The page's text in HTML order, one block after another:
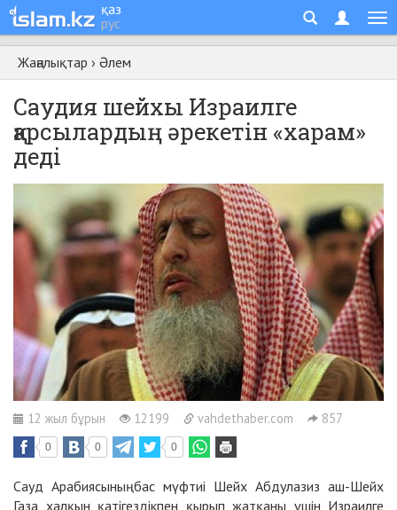
қаз
рус
Жаңалықтар › Әлем
Саудия шейхы Израилге
қарсылардың әрекетін «харам»
деді
12 жыл бұрын 12199 vahdethaber.com 857
0 0 0
Сауд Арабиясының бас мүфтиі Шейх Абдулазиз аш-Шейх
Газа халқын қатігездікпен қырып жатқаны үшін Израилге